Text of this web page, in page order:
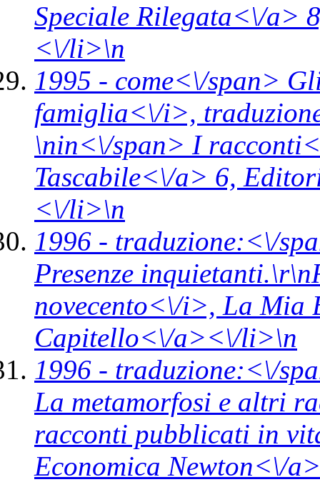
Speciale Rilegata<\/a>
<\/li>\n
1995 - come<\/span>
famiglia<\/i>,
\nin<\/span> I
Tascabile<\/a> 6,
<\/li>\n
1996 - traduzione:<\/
Presenze
novecento<\/i>, La Mia
Capitello<\/a><\/li>\n
1996 - traduzione:<\/
La metamorfosi e altri
racconti pubblicati in
Economica Newton<\/